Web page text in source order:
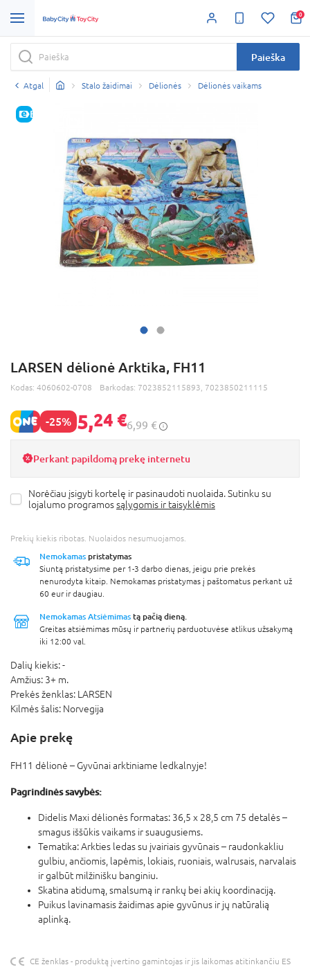
0
Paieška
Atgal Stalo žaidimai Dėlionės Dėlionės vaikams
E-KAINA
LARSEN dėlionė Arktika, FH11
Kodas: 4060602-0708 Barkodas: 7023852115893, 7023850211115
-25% 5,24 €6,99 €
Perkant papildomą prekę internetu
Norėčiau įsigyti kortelę ir pasinaudoti nuolaida. Sutinku su
lojalumo programossąlygomis ir taisyklėmis
Prekių kiekis ribotas. Nuolaidos nesumuojamos.
Nemokamas pristatymas
Siuntą pristatysime per 1-3 darbo dienas, jeigu prie prekės
nenurodyta kitaip. Nemokamas pristatymas į paštomatus perkant už
60 eur ir daugiau.
Nemokamas Atsiėmimas tą pačią dieną.
Greitas atsiėmimas mūsų ir partnerių parduotuvėse atlikus užsakymą
iki 12:00 val.
Dalių kiekis:-
Amžius: 3+ m.
Prekės ženklas: LARSEN
Kilmės šalis: Norvegija
Apie prekę
FH11 dėlionė – Gyvūnai arktiniame ledkalnyje!
Pagrindinės savybės:
Didelis Maxi dėlionės formatas: 36,5 x 28,5 cm 75 detalės –
smagus iššūkis vaikams ir suaugusiems.
Tematika: Arkties ledas su įvairiais gyvūnais – raudonkakliu
gulbiu, ančiomis, lapėmis, lokiais, ruoniais, walrusais, narvalais
ir galbūt milžinišku banginiu.
Skatina atidumą, smalsumą ir rankų bei akių koordinaciją.
Puikus lavinamasis žaidimas apie gyvūnus ir jų natūralią
aplinką.
CE ženklas - produktą įvertino gamintojas ir jis laikomas atitinkančiu ES